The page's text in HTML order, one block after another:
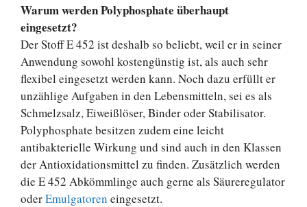
Warum werden Polyphosphate überhaupt
eingesetzt?
Der Stoff E 452 ist deshalb so beliebt, weil er in seiner
Anwendung sowohl kostengünstig ist, als auch sehr
flexibel eingesetzt werden kann. Noch dazu erfüllt er
unzählige Aufgaben in den Lebensmitteln, sei es als
Schmelzsalz, Eiweißlöser, Binder oder Stabilisator.
Polyphosphate besitzen zudem eine leicht
antibakterielle Wirkung und sind auch in den Klassen
der Antioxidationsmittel zu finden. Zusätzlich werden
die E 452 Abkömmlinge auch gerne als Säureregulator
oderEmulgatoren eingesetzt.